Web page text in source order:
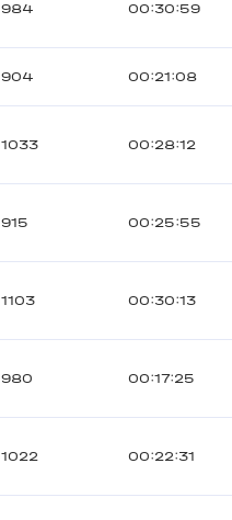
984 00:30:59
904 00:21:08
1033 00:28:12
915 00:25:55
1103 00:30:13
980 00:17:25
1022 00:22:31